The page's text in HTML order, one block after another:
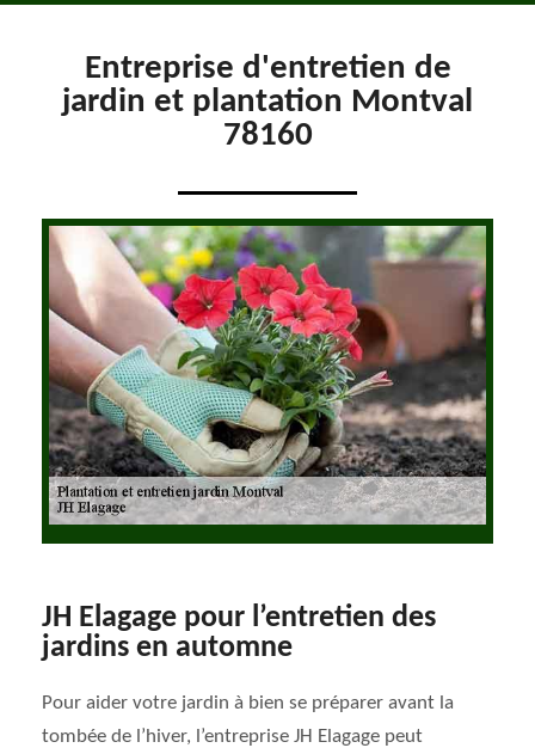
Entreprise d'entretien de
jardin et plantation Montval
78160
JH Elagage pour l’entretien des
jardins en automne
Pour aider votre jardin à bien se préparer avant la
tombée de l’hiver, l’entreprise JH Elagage peut